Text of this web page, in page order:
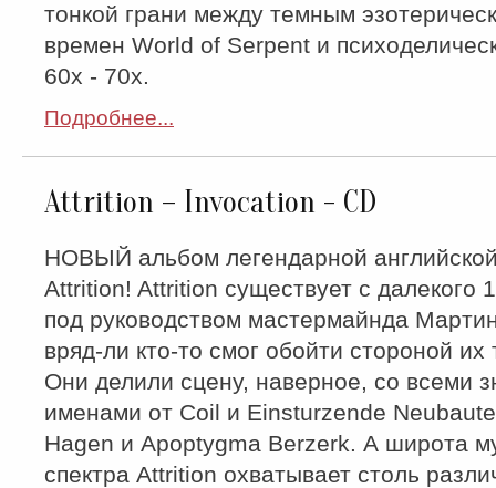
тонкой грани между темным
времен World of Serpent и
60х - 70х.
Подробнее...
Attrition – Invocation - CD
НОВЫЙ альбом легендарной
Attrition! Attrition существует с далекого
под руководством мастермайнда
вряд-ли кто-то смог обойти стороной их
Они делили сцену, наверное, со всеми
именами от Coil и Einsturzende
Hagen и Apoptygma Berzerk. А широта
спектра Attrition охватывает столь